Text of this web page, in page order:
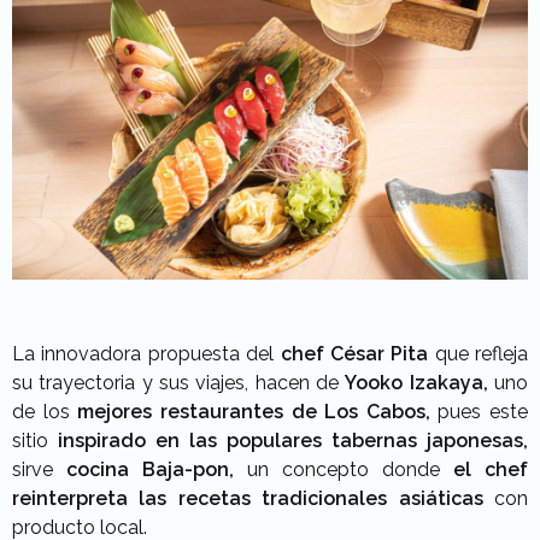
La innovadora propuesta del chef César Pita que refleja
su trayectoria y sus viajes, hacen deYooko Izakaya, uno
de los mejores restaurantes de Los Cabos, pues este
sitio inspirado en las populares tabernas japonesas,
sirve cocina Baja-pon, un concepto donde el chef
reinterpreta las recetas tradicionales asiáticascon
producto local.